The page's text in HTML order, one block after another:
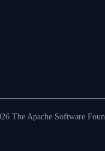
The Apache Software